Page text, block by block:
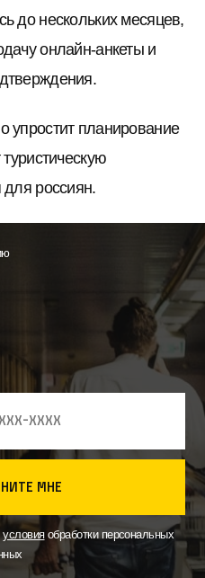
до нескольких месяцев,
онлайн-анкеты и
упростит планирование
для россиян.
мне
условияобработки персональных